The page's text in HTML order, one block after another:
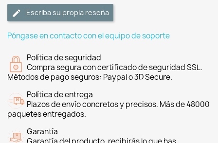
Escriba su propia reseña
Póngase en contacto con el equipo de soporte
Política de seguridad
Compra segura con certificado de seguridad SSL.
Métodos de pago seguros: Paypal o 3D Secure.
Política de entrega
Plazos de envío concretos y precisos. Más de 48000
paquetes entregados.
Garantía